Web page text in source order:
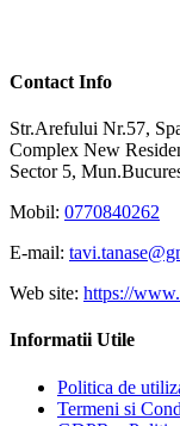
Contact Info
Str.Arefului Nr.57,
Complex New
Sector 5,
Mobil: 0770840262
E-mail:
Web site: https://
Informatii Utile
Politica de
Termeni si